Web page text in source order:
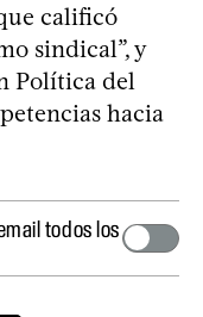
calificó
sindical”, y
Política del
hacia
todos los